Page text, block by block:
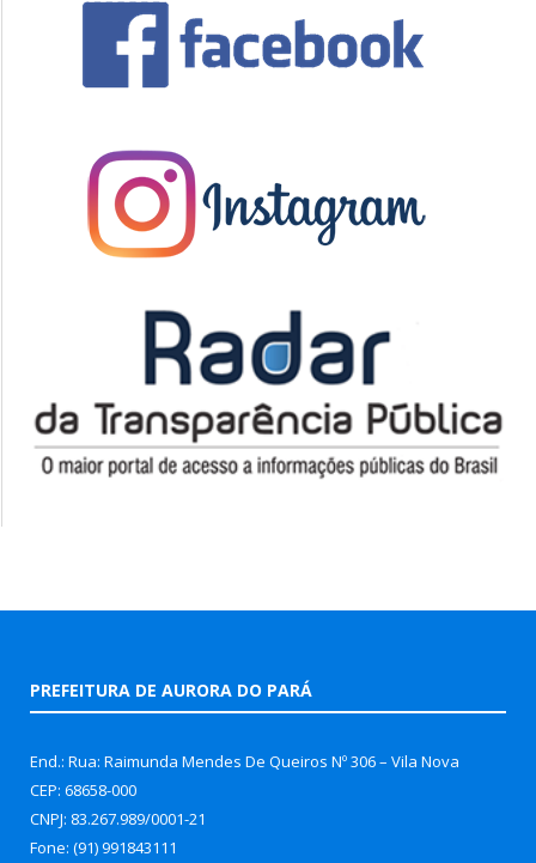
PREFEITURA DE AURORA DO PARÁ
End.: Rua: Raimunda Mendes De Queiros Nº 306 – Vila Nova
CEP: 68658-000
CNPJ: 83.267.989/0001-21
Fone: (91) 991843111